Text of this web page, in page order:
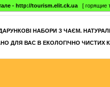
- http://tourism.elit.ck.ua [ горящие
НАБОРИ З ЧАЄМ.
ДЛЯ ВАС В ЕКОЛОГІЧНО ЧИСТИХ